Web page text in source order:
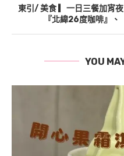
東引/ 美食 ▎一日三餐加宵
『北緯26度咖啡』、
YOU